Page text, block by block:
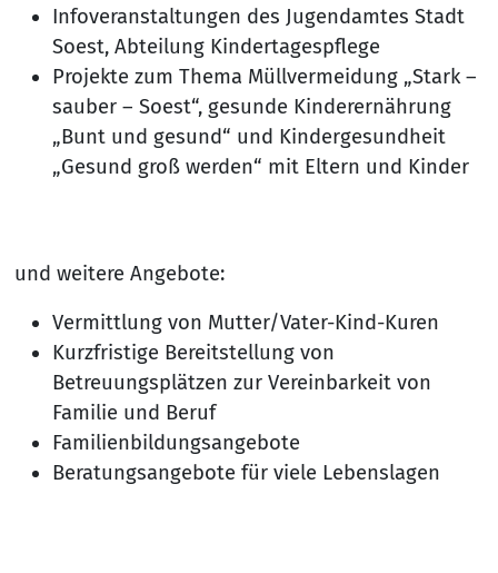
Infoveranstaltungen des Jugendamtes Stadt
Soest, Abteilung Kindertagespflege
Projekte zum Thema Müllvermeidung „Stark –
sauber – Soest“, gesunde Kinderernährung
„Bunt und gesund“ und Kindergesundheit
„Gesund groß werden“ mit Eltern und Kinder
und weitere Angebote:
Vermittlung von Mutter/Vater-Kind-Kuren
Kurzfristige Bereitstellung von
Betreuungsplätzen zur Vereinbarkeit von
Familie und Beruf
Familienbildungsangebote
Beratungsangebote für viele Lebenslagen